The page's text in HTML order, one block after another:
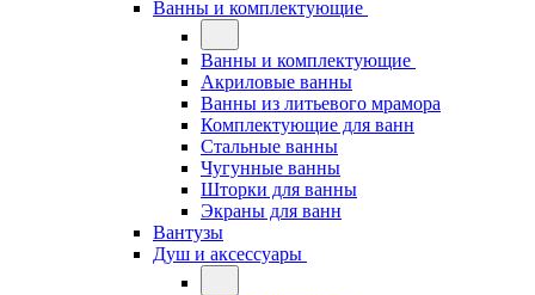
Ванны и комплектующие
Ванны и комплектующие
Акриловые ванны
Ванны из литьевого мрамора
Комплектующие для ванн
Стальные ванны
Чугунные ванны
Шторки для ванны
Экраны для ванн
Вантузы
Душ и аксессуары